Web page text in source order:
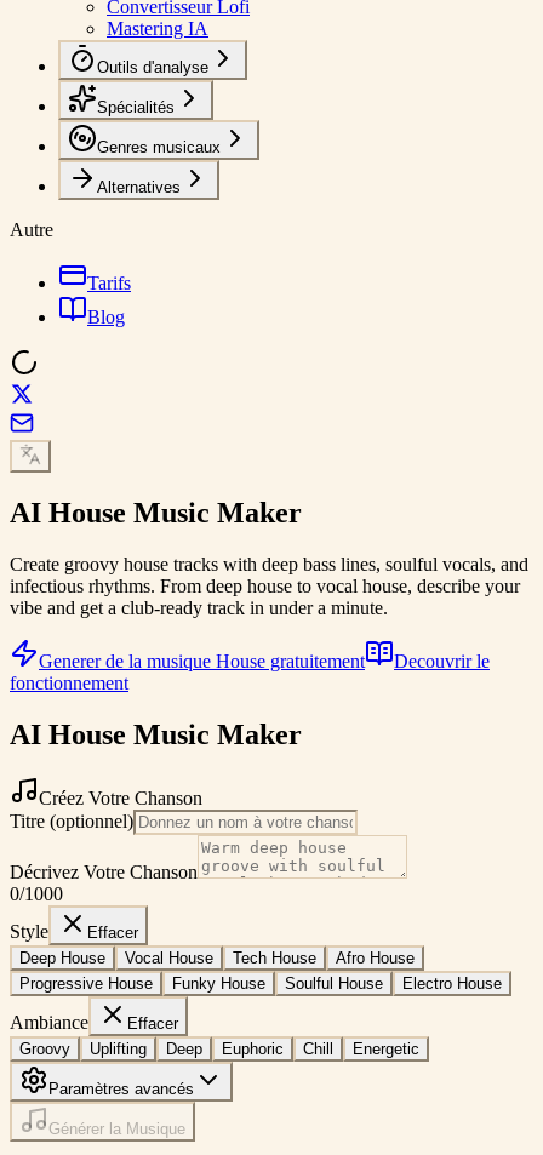
Convertisseur Lofi
Mastering IA
Outils d'analyse
Spécialités
Genres musicaux
Alternatives
Autre
Tarifs
Blog
AI House Music Maker
Create groovy house tracks with deep bass lines, soulful vocals, and
infectious rhythms. From deep house to vocal house, describe your
vibe and get a club-ready track in under a minute.
Generer de la musique House gratuitement
Decouvrir le
fonctionnement
AI House Music Maker
Créez Votre Chanson
Titre (optionnel)
Décrivez Votre Chanson
0/1000
Style
Effacer
Deep House
Vocal House Tech House
Afro House
Progressive House
Funky House Soulful House Electro House
Ambiance
Effacer
Groovy
Uplifting Deep Euphoric Chill Energetic
Paramètres avancés
Générer la Musique